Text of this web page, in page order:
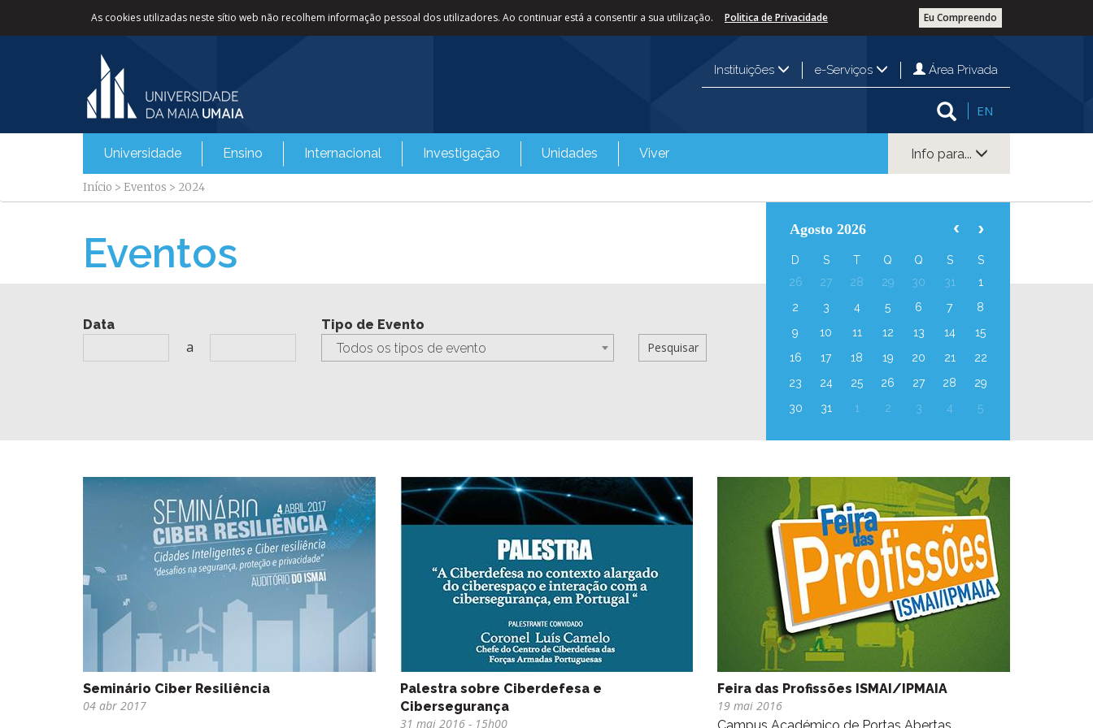
As cookies utilizadas neste sítio web não recolhem informação pessoal dos utilizadores. Ao continuar está a consentir a sua utilização. Eu Compreendo
Politica de Privacidade
Instituições e-Serviços Área Privada
EN
Universidade Ensino Internacional Investigação Unidades Viver Info para...
Início > Eventos > 2024
Eventos
Data
a
Tipo de Evento
Todos os tipos de evento
Agosto 2026
D S T Q Q S
S
26
27 28 29 30 31
1
2
3 4 5 6 7
8
9
10 11 12 13 14
15
16
17 18 19 20 21
22
23
24 25 26 27 28
29
30
31 1 2 3 4 5
Seminário Ciber Resiliência
04 abr 2017
Palestra sobre Ciberdefesa e
Cibersegurança
31 mai 2016 - 15h00
Feira das Profissões ISMAI/IPMAIA
19 mai 2016